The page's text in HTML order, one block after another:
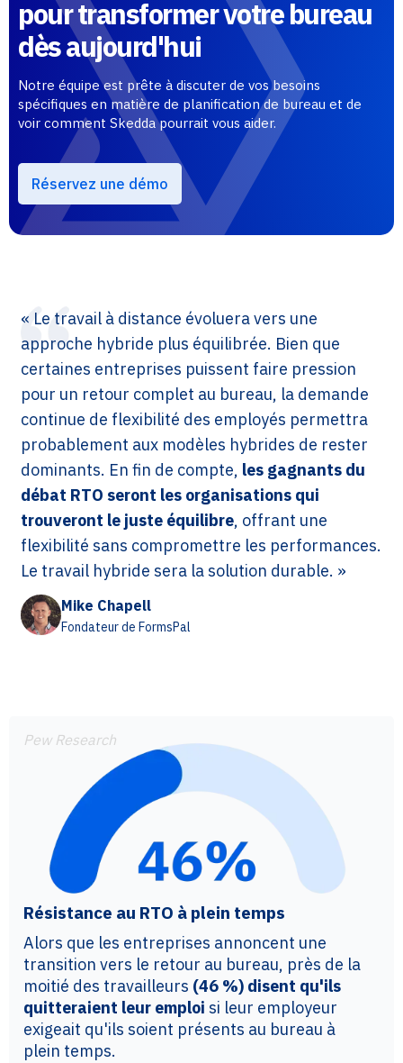
pour transformer votre bureau
dès aujourd'hui
Notre équipe est prête à discuter de vos besoins
spécifiques en matière de planification de bureau et de
voir comment Skedda pourrait vous aider.
Réservez une démo
« Le travail à distance évoluera vers une
approche hybride plus équilibrée. Bien que
certaines entreprises puissent faire pression
pour un retour complet au bureau, la demande
continue de flexibilité des employés permettra
probablement aux modèles hybrides de rester
dominants. En fin de compte, les gagnants du
débat RTO seront les organisations qui
trouveront le juste équilibre, offrant une
flexibilité sans compromettre les performances.
Le travail hybride sera la solution durable. »
Mike Chapell
Fondateur de FormsPal
Pew Research
Résistance au RTO à plein temps
Alors que les entreprises annoncent une
transition vers le retour au bureau, près de la
moitié des travailleurs (46 %) disent qu'ils
quitteraient leur emploi si leur employeur
exigeait qu'ils soient présents au bureau à
plein temps.